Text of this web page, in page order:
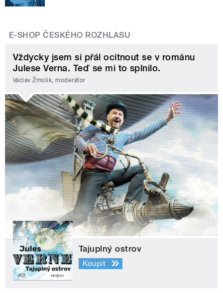
E-SHOP ČESKÉHO ROZHLASU
Vždycky jsem si přál ocitnout se v románu
Julese Verna. Teď se mi to splnilo.
Václav Žmolík, moderátor
Tajuplný ostrov
Koupit